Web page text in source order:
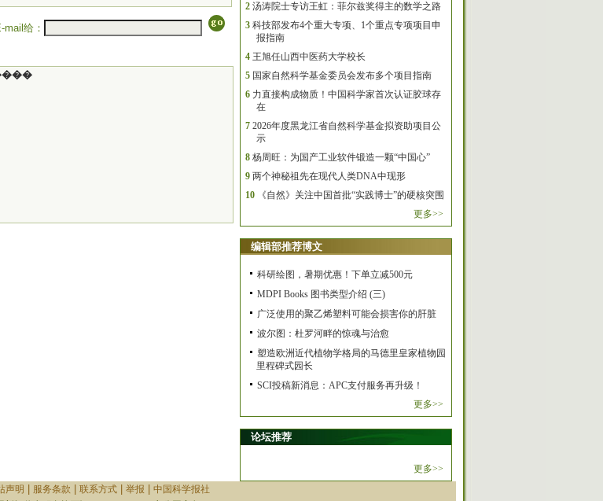
mail给：
2 汤涛院士专访王虹：菲尔兹奖得主的数学之路
3 科技部发布4个重大专项、1个重点专项项目申
报指南
4 王旭任山西中医药大学校长
5 国家自然科学基金委员会发布多个项目指南
6 力直接构成物质！中国科学家首次认证胶球存
在
7 2026年度黑龙江省自然科学基金拟资助项目公
示
8 杨周旺：为国产工业软件锻造一颗“中国心”
9 两个神秘祖先在现代人类DNA中现形
10
《自然》关注中国首批“实践博士”的硬核突围
更多>>
编辑部推荐博文
科研绘图，暑期优惠！下单立减500元
MDPI Books 图书类型介绍 (三)
广泛使用的聚乙烯塑料可能会损害你的肝脏
波尔图：杜罗河畔的惊魂与治愈
塑造欧洲近代植物学格局的马德里皇家植物园
里程碑式园长
SCI投稿新消息：APC支付服务再升级！
更多>>
论坛推荐
更多>>
声明 服务条款 联系方式| 举报
中国科学报社